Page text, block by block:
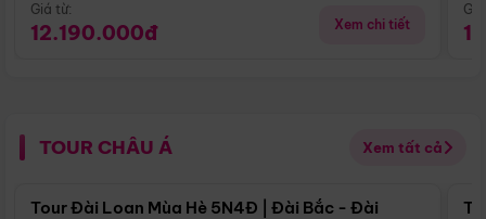
Giá từ:
12.190.000đ Xem chi tiết
TOUR CHÂU Á Xem tất cả
Điểm nổi bật
Tour Đài Loan Mùa Hè 5N4Đ | Đài Bắc - Đài